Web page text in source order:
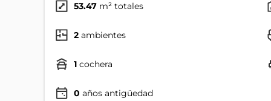
53.47 m² totales
2 ambientes
1 cochera
0 años antigüedad